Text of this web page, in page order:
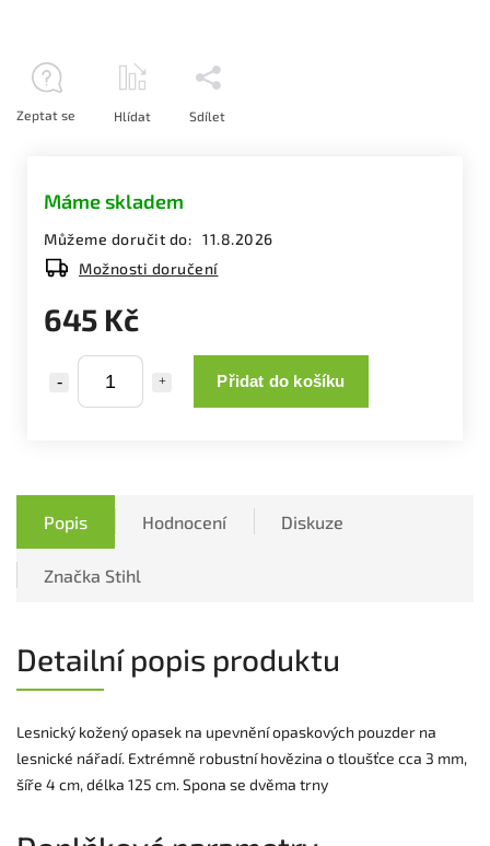
645 Kč
Přidat do košíku
Máme skladem
Můžeme doručit do: 11.8.2026
Možnosti doručení
Zeptat se Hlídat Sdílet
Popis Hodnocení Diskuze
Značka Stihl
Detailní popis produktu
Lesnický kožený opasek na upevnění opaskových pouzder na
lesnické nářadí. Extrémně robustní hovězina o tloušťce cca 3 mm,
šíře 4 cm, délka 125 cm. Spona se dvěma trny